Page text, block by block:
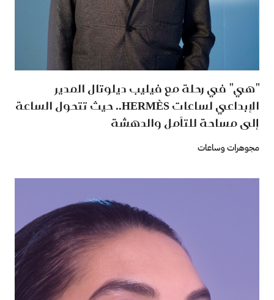
"هي" في رحلة مع فيليب ديلوتال المدير
الإبداعي لساعات HERMÈS.. حيث تتحول الساعة
إلى مساحة للتأمل والدهشة
مجوهرات وساعات